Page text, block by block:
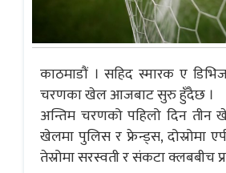
काठमाडौं । सहिद स्मारक ए
चरणका खेल आजबाट सुरु हुँदैछ ।
अन्तिम चरणको पहिलो दिन तीन
खेलमा पुलिस र फ्रेन्ड्स, दोस्रोमा
तेस्रोमा सरस्वती र संकटा क्लबबीच